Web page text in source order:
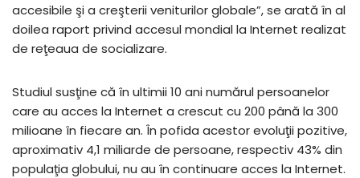
accesibile şi a creşterii veniturilor globale”, se arată în al
doilea raport privind accesul mondial la Internet realizat
de reţeaua de socializare.
Studiul susţine că în ultimii 10 ani numărul persoanelor
care au acces la Internet a crescut cu 200 până la 300
milioane în fiecare an. În pofida acestor evoluţii pozitive,
aproximativ 4,1 miliarde de persoane, respectiv 43% din
populaţia globului, nu au în continuare acces la Internet.